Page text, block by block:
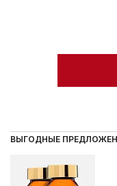
ВЫГОДНЫЕ